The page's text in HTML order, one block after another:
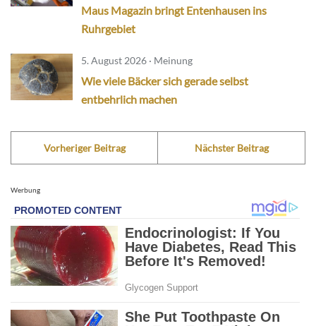
Maus Magazin bringt Entenhausen ins
Ruhrgebiet
5. August 2026 · Meinung
Wie viele Bäcker sich gerade selbst
entbehrlich machen
Vorheriger Beitrag Nächster Beitrag
Werbung